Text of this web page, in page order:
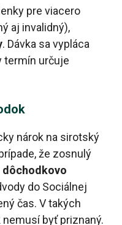
pre viacero
aj invalidný),
. Dávka sa vypláca
termín určuje
nárok na sirotský
že zosnulý
dôchodkovo
do Sociálnej
čas. V takých
byť priznaný.